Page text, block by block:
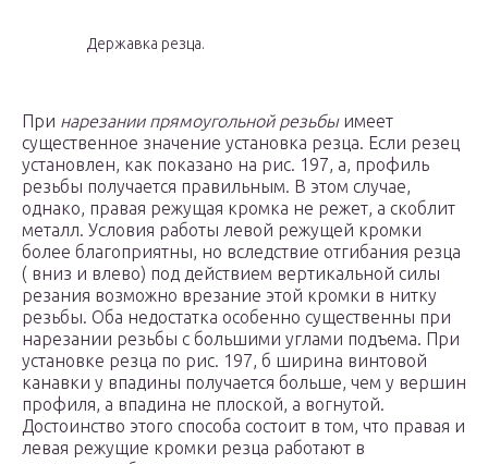
Державка резца.
При нарезании прямоугольной резьбыимеет
существенное значение установка резца. Если резец
установлен, как показано на рис. 197, а, профиль
резьбы получается правильным. В этом случае,
однако, правая режущая кромка не режет, а скоблит
металл. Условия работы левой режущей кромки
более благоприятны, но вследствие отгибания резца
( вниз и влево) под действием вертикальной силы
резания возможно врезание этой кромки в нитку
резьбы. Оба недостатка особенно существенны при
нарезании резьбы с большими углами подъема. При
установке резца по рис. 197, б ширина винтовой
канавки у впадины получается больше, чем у вершин
профиля, а впадина не плоской, а вогнутой.
Достоинство этого способа состоит в том, что правая и
левая режущие кромки резца работают в